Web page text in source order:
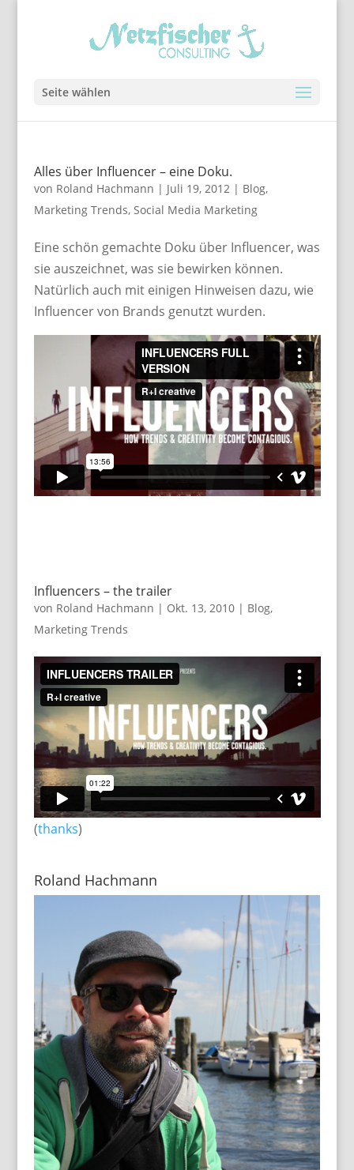
Seite wählen
Alles über Influencer – eine Doku.
von Roland Hachmann | Juli 19, 2012| Blog,
Marketing Trends, Social Media Marketing
Eine schön gemachte Doku über Influencer, was
sie auszeichnet, was sie bewirken können.
Natürlich auch mit einigen Hinweisen dazu, wie
Influencer von Brands genutzt wurden.
Influencers – the trailer
von Roland Hachmann | Okt. 13, 2010| Blog,
Marketing Trends
(thanks)
Roland Hachmann